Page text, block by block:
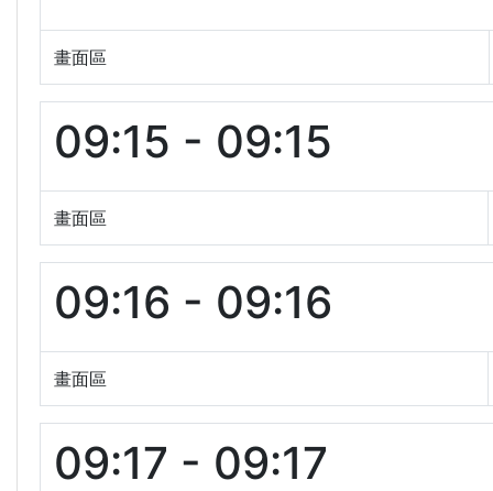
畫面區
09:15 - 09:15
畫面區
09:16 - 09:16
畫面區
09:17 - 09:17